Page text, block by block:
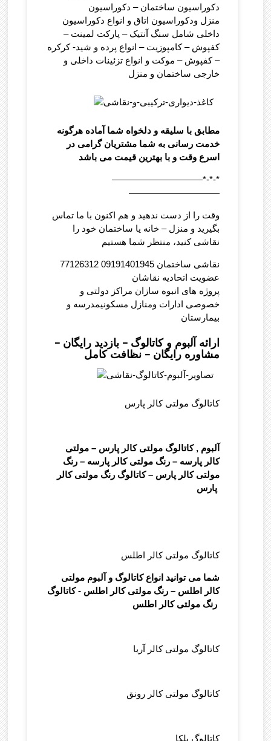
دکوراسیون ساختمان – دکوراسیون
منزل ودکوراسیون اتاق و انواع دکوراسیون
داخلی شامل سنگ آنتیک – پارکت لمینت –
کفپوش – کامپوزیت – انواع پرده و شید- کرکره
– کفپوش – موکت و انواع تزئینات داخلی و
خارجی ساختمان و منزل
مطابق با سلیقه و دلخواه شما آماده هرگونه
خدمت رسانی به شما مشتریان گرامی در
اسرع وقت و با بهترین قیمت می باشد
——————————*-*-*
——————————
وقت را از دست ندهید و هم اکنون با ما تماس
بگیرید و منزل – خانه یا ساختمان خود را
نقاشی کنید، منتظر شما هستیم
نقاشی ساختمان 09191401945 77126312
عضویت اتحادیه نقاشان
پروژه های انبوه سازان مراکز دولتی و
خصوصی ادارات ومنازل مسکونیمدرسه و
بیمارستان
ارائه آلبوم و کاتالوگ – بازدید رایگان –
مشاوره رایگان – نظافت کامل
کاتالوگ مولتی کالر پارس
آلبوم , کاتالوگ مولتی کالر پارس – مولتی
کالر پارسه – رنگ مولتی کالر پارسه – رنگ
مولتی کالر پارس – کاتالوگ رنگ مولتی کالر
کاتالوگ مولتی کالر اطلس
شما می توانید انواع کاتالوگ و آلبوم مولتی
کالر اطلس – رنگ مولتی کالر اطلس - کاتالوگ
کاتالوگ مولتی کالر آریا
کاتالوگ مولتی کالر رونق
کاتالوگ بلکا